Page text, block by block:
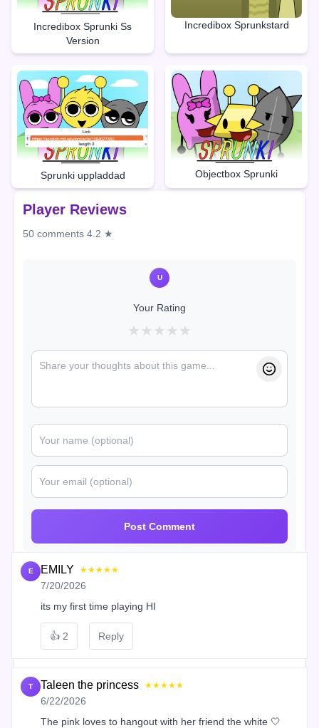
Incredibox Sprunki Ss
Version
Incredibox Sprunkstard
Sprunki uppladdad Objectbox Sprunki
Player Reviews
50 comments 4.2 ★
U
Your Rating
★ ★ ★ ★ ★
Post Comment
E EMILY ★★★★★
7/20/2026
its my first time playing HI
👍 2 Reply
T Taleen the princess ★★★★★
6/22/2026
The pink loves to hangout with her friend the white 🤍